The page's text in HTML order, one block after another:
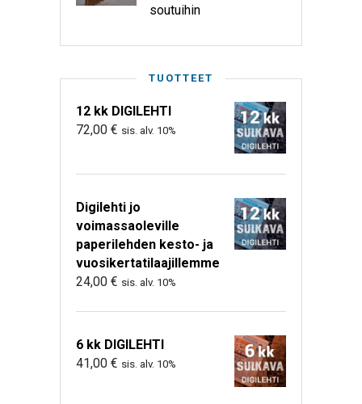
soutuihin
TUOTTEET
12 kk DIGILEHTI
72,00 € sis. alv. 10%
Digilehti jo
voimassaoleville
paperilehden kesto- ja
vuosikertatilaajillemme
24,00 € sis. alv. 10%
6 kk DIGILEHTI
41,00 € sis. alv. 10%